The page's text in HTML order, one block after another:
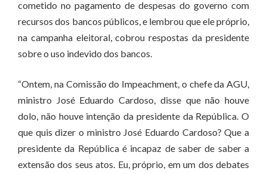
cometido no pagamento de despesas do governo com
recursos dos bancos públicos, e lembrou que ele próprio,
na campanha eleitoral, cobrou respostas da presidente
sobre o uso indevido dos bancos.
“Ontem, na Comissão do Impeachment, o chefe da AGU,
ministro José Eduardo Cardoso, disse que não houve
dolo, não houve intenção da presidente da República. O
que quis dizer o ministro José Eduardo Cardoso? Que a
presidente da República é incapaz de saber de saber a
extensão dos seus atos. Eu, próprio, em um dos debates